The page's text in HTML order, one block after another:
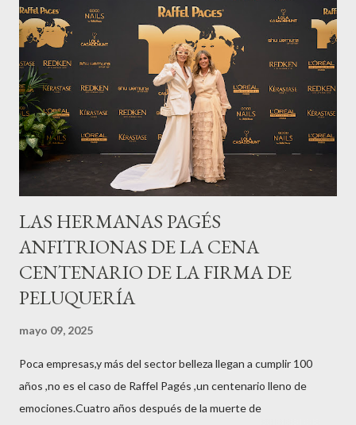
LAS HERMANAS PAGÉS
ANFITRIONAS DE LA CENA
CENTENARIO DE LA FIRMA DE
PELUQUERÍA
mayo 09, 2025
Poca empresas,y más del sector belleza llegan a cumplir 100
años ,no es el caso de Raffel Pagés ,un centenario lleno de
emociones.Cuatro años después de la muerte de